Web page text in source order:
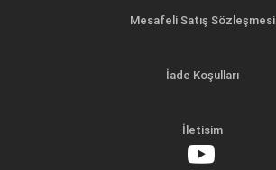
Mesafeli Satış Sözleşmesi
İade Koşulları
İletisim